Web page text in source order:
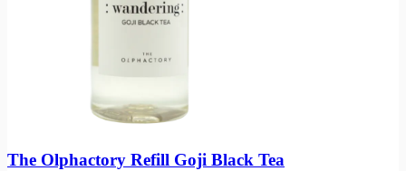
The Olphactory Refill Goji Black Tea